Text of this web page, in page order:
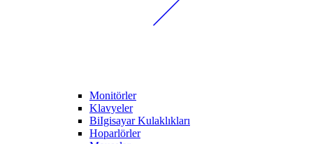
Monitörler
Klavyeler
BiIgisayar Kulaklıkları
Hoparlörler